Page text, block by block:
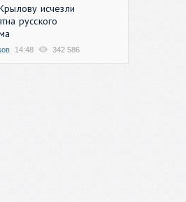
исчезли
русского
14:48 342 586